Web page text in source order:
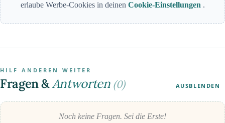
erlaube Werbe-Cookies in deinen Cookie-Einstellungen .
HILF ANDEREN WEITER
Fragen &Antworten (0) AUSBLENDEN
Noch keine Fragen. Sei die Erste!